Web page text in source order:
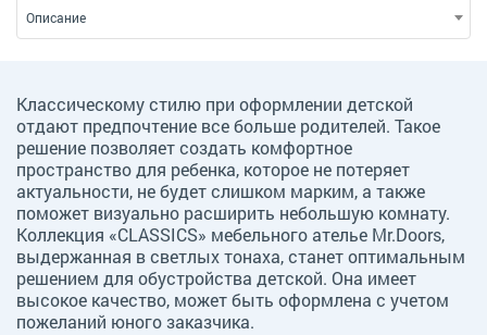
Описание
Классическому стилю при оформлении детской
отдают предпочтение все больше родителей. Такое
решение позволяет создать комфортное
пространство для ребенка, которое не потеряет
актуальности, не будет слишком марким, а также
поможет визуально расширить небольшую комнату.
Коллекция «CLASSICS» мебельного ателье Mr.Doors,
выдержанная в светлых тонаха, станет оптимальным
решением для обустройства детской. Она имеет
высокое качество, может быть оформлена с учетом
пожеланий юного заказчика.